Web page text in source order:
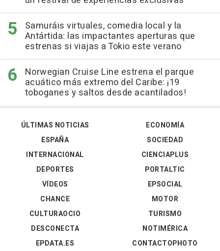
Samuráis virtuales, comedia local y la
Antártida: las impactantes aperturas que
estrenas si viajas a Tokio este verano
Norwegian Cruise Line estrena el parque
acuático más extremo del Caribe: ¡19
toboganes y saltos desde acantilados!
ÚLTIMAS NOTICIAS
ESPAÑA
INTERNACIONAL
DEPORTES
VÍDEOS
ECONOMÍA
SOCIEDAD
CIENCIAPLUS
PORTALTIC
EPSOCIAL
CHANCE
CULTURAOCIO
DESCONECTA
EPDATA.ES
MOTOR
TURISMO
NOTIMÉRICA
CONTACTOPHOTO